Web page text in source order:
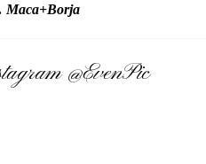
Maca+Borja
@EvenPic